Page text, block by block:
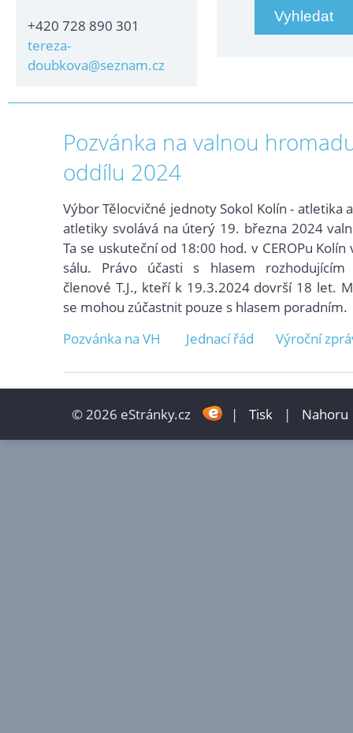
+420 728 890 301
tereza-
doubkova@seznam.cz
Pozvánka na valnou
oddílu 2024
Výbor Tělocvičné jednoty Sokol Kolín - atletika
atletiky svolává na úterý 19. března 2024
Ta se uskuteční od 18:00 hod. v CEROPu
sálu. Právo účasti s hlasem rozhodujícím
členové T.J., kteří k 19.3.2024 dovrší 18 let.
se mohou zúčastnit pouze s hlasem poradním.
Pozvánka na VH
Jednací řád Výroční
© 2026 eStránky.cz | Tisk | Nahoru